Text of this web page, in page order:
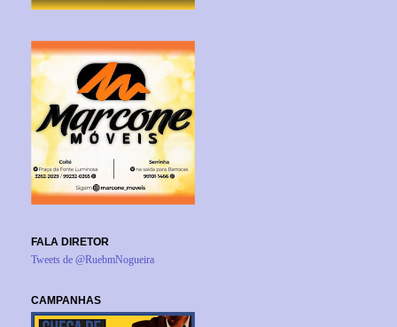
FALA DIRETOR
Tweets de @RuebmNogueira
CAMPANHAS